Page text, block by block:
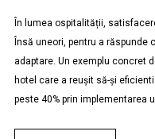
În lumea ospitalității,
Însă uneori, pentru a răspunde
adaptare. Un exemplu concret
hotel care a reușit să-și
peste 40% prin implementarea